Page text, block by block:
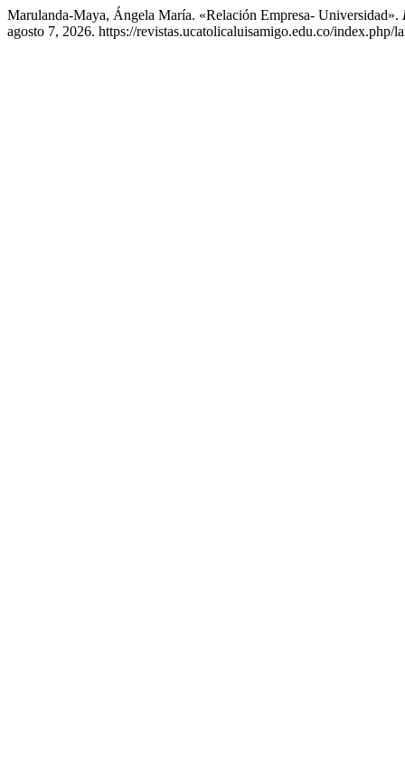
Marulanda-Maya, Ángela María. «Relación Empresa- Universidad».
agosto 7, 2026. https://revistas.ucatolicaluisamigo.edu.co/index.php/